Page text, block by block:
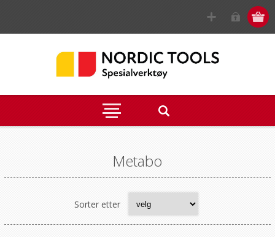
Metabo
Sorter etter